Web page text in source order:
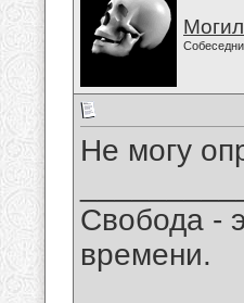
Не могу
Свобода -
времени.